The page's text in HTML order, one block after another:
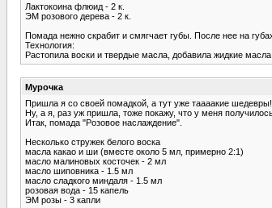
Лактокоина флюид - 2 к.
ЭМ розового дерева - 2 к.
Помада нежно скрабит и смягчает губы. После нее на
Технология:
Растопила воски и твердые масла, добавила жидкие
Мурочка
Пришла я со своей помадкой, а тут уже таааакие
Ну, а я, раз уж пришла, тоже покажу, что у меня
Итак, помада "Розовое наслаждение".
Несколько стружек белого воска
масла какао и ши (вместе около 5 мл, примерно 2:1)
масло малиновых косточек - 2 мл
масло шиповника - 1.5 мл
масло сладкого миндаля - 1.5 мл
розовая вода - 15 капель
ЭМ розы - 3 капли